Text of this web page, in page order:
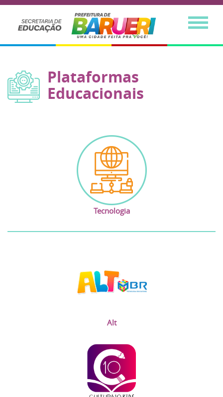
Plataformas
Educacionais
Tecnologia
Alt